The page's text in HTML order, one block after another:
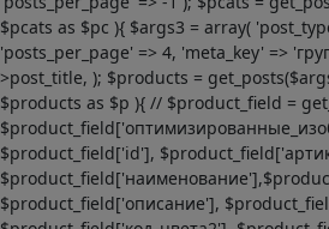
$pcats as $pc ){ $args3 = array(
'posts_per_page' => 4, 'meta_key' =>
>post_title, ); $products =
$products as $p ){ // $product_field =
$product_field['id'],
$product_field['описание'],